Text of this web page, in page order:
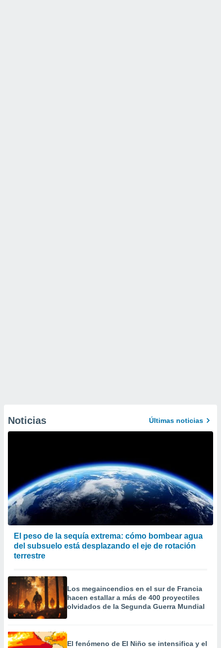
Noticias Últimas noticias
El peso de la sequía extrema: cómo bombear agua
del subsuelo está desplazando el eje de rotación
terrestre
Los megaincendios en el sur de Francia
hacen estallar a más de 400 proyectiles
olvidados de la Segunda Guerra Mundial
El fenómeno de El Niño se intensifica y el